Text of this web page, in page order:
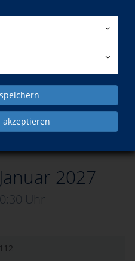
akzeptieren
innere Stärke
legen
ist buchbar!
2027
Uhr